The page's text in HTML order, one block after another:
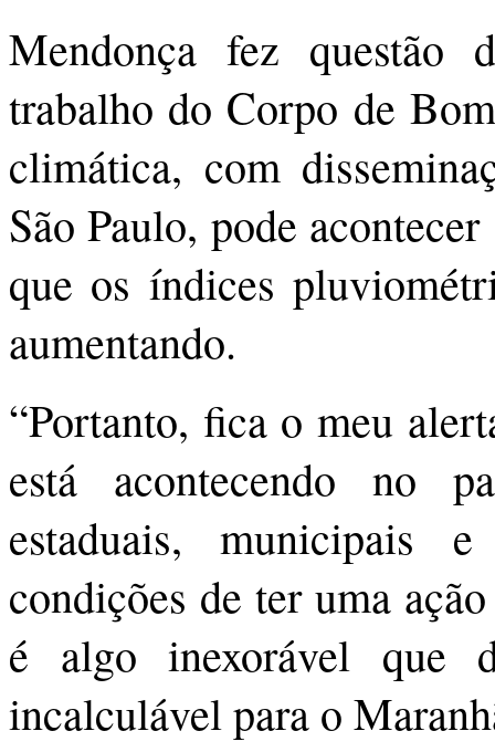
Mendonça fez questão
trabalho do Corpo de
climática, com
São Paulo, pode
que os índices
aumentando.
“Portanto, fica o meu
está acontecendo no
estaduais, municipais
condições de ter uma
é algo inexorável que
incalculável para o